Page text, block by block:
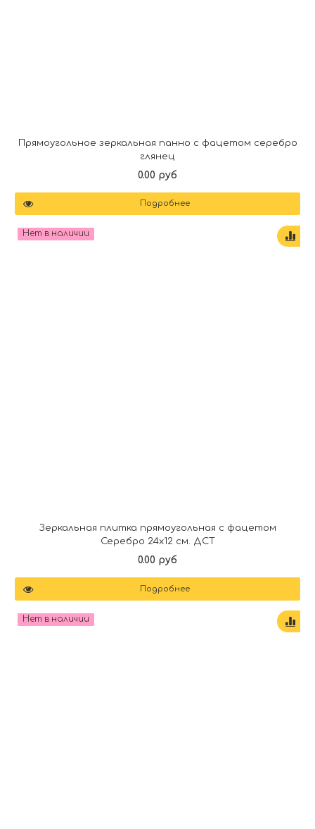
Прямоугольное зеркальная панно с фацетом серебро
глянец
0.00 руб
Подробнее
Нет в наличии
Зеркальная плитка прямоугольная с фацетом
Серебро 24х12 см. ДСТ
0.00 руб
Подробнее
Нет в наличии